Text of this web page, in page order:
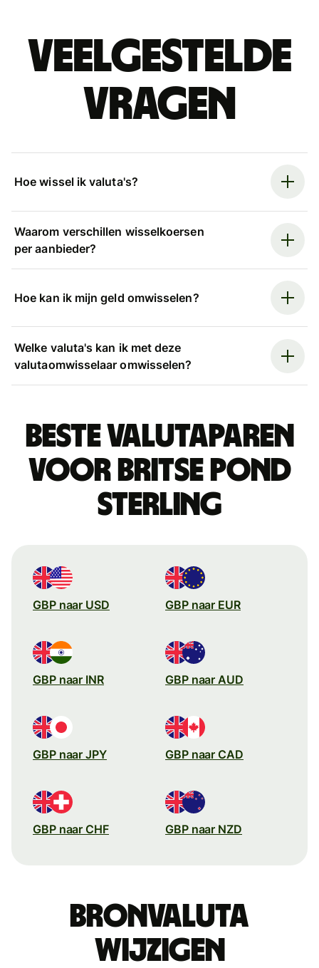
Veelgestelde
vragen
Hoe wissel ik valuta's?
Waarom verschillen wisselkoersen
per aanbieder?
Hoe kan ik mijn geld omwisselen?
Welke valuta's kan ik met deze
valutaomwisselaar omwisselen?
Beste valutaparen
voor Britse pond
sterling
GBP naar USD GBP naar EUR
GBP naar INR GBP naar AUD
GBP naar JPY GBP naar CAD
GBP naar CHF GBP naar NZD
Bronvaluta
wijzigen